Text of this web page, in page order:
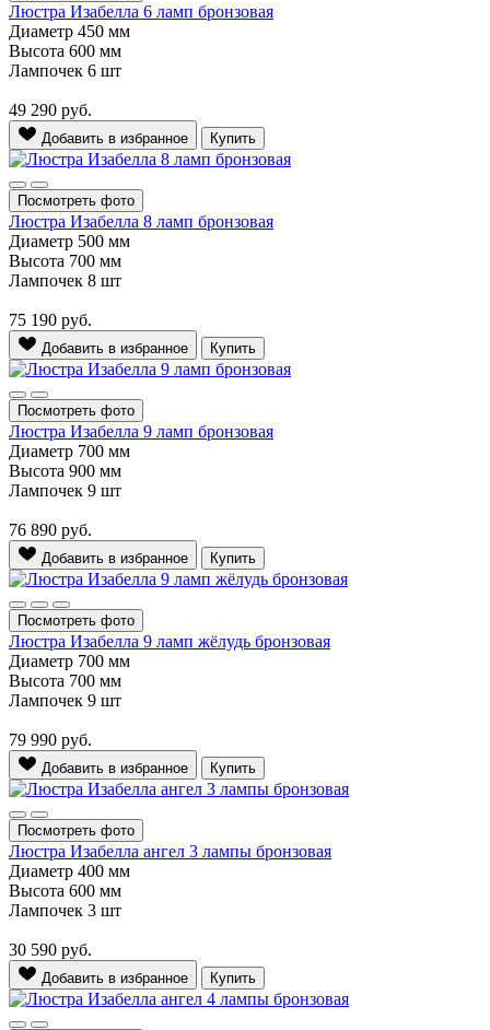
Люстра Изабелла 6 ламп бронзовая
Диаметр 450 мм
Высота 600 мм
Лампочек 6 шт
49 290 руб.
Добавить в избранное Купить
Посмотреть фото
Люстра Изабелла 8 ламп бронзовая
Диаметр 500 мм
Высота 700 мм
Лампочек 8 шт
75 190 руб.
Добавить в избранное Купить
Посмотреть фото
Люстра Изабелла 9 ламп бронзовая
Диаметр 700 мм
Высота 900 мм
Лампочек 9 шт
76 890 руб.
Добавить в избранное Купить
Посмотреть фото
Люстра Изабелла 9 ламп жёлудь бронзовая
Диаметр 700 мм
Высота 700 мм
Лампочек 9 шт
79 990 руб.
Добавить в избранное Купить
Посмотреть фото
Люстра Изабелла ангел 3 лампы бронзовая
Диаметр 400 мм
Высота 600 мм
Лампочек 3 шт
30 590 руб.
Добавить в избранное Купить